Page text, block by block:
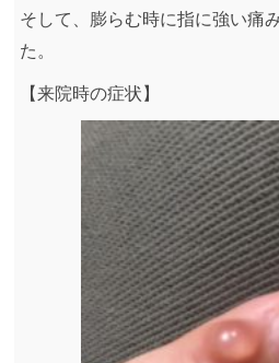
そして、膨らむ時に指に強い痛
た。
【来院時の症状】